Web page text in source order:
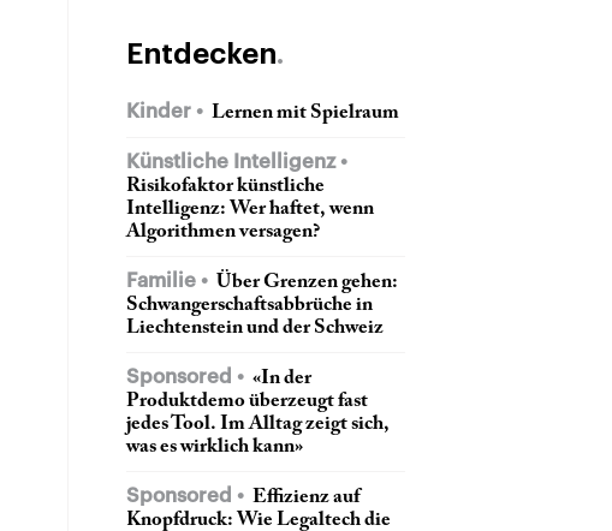
Entdecken
Kinder Lernen mit Spielraum
Künstliche Intelligenz
Risikofaktor künstliche
Intelligenz: Wer haftet, wenn
Algorithmen versagen?
Familie
Über Grenzen gehen:
Schwangerschaftsabbrüche in
Liechtenstein und der Schweiz
Sponsored
«In der
Produktdemo überzeugt fast
jedes Tool. Im Alltag zeigt sich,
was es wirklich kann»
Sponsored
Effizienz auf
Knopfdruck: Wie Legaltech die